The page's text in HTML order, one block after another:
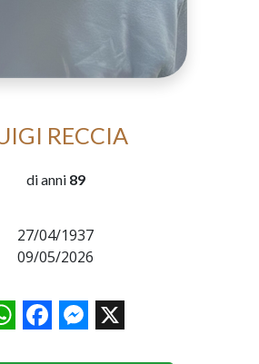
RECCIA
di anni 89
27/04/1937
09/05/2026
WhatsAppFacebookMessenger
X